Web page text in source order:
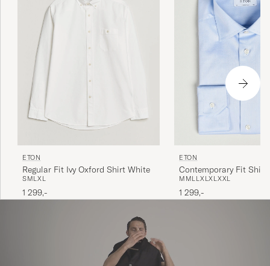
ETON
Regular Fit Ivy Oxford Shirt White
SMLXL
1 299,-
ETON
Contemporary Fit Shirt
M MLLXLXLXXL
1 299,-